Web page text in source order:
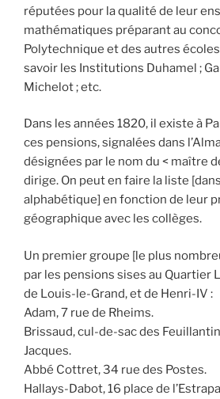
réputées pour la qualité de leur
mathématiques préparant au
Polytechnique et des autres
savoir les Institutions Duhamel ;
Michelot ; etc.
Dans les années 1820, il existe à
ces pensions, signalées dans
désignées par le nom du < maître
dirige. On peut en faire la liste
alphabétique] en fonction de leur
géographique avec les collèges.
Un premier groupe [le plus
par les pensions sises au Quartier
de Louis-le-Grand, et de Henri-IV :
Adam, 7 rue de Rheims.
Brissaud, cul-de-sac des
Jacques.
Abbé Cottret, 34 rue des Postes.
Hallays-Dabot, 16 place de